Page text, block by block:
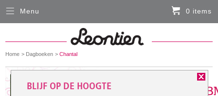
You
here:
Home Dagboeken Chantal
Menu 0 items
Sluiten
HARDLOOPKLEDING
FIETSKLEDING
BLIJF OP DE HOOGTE